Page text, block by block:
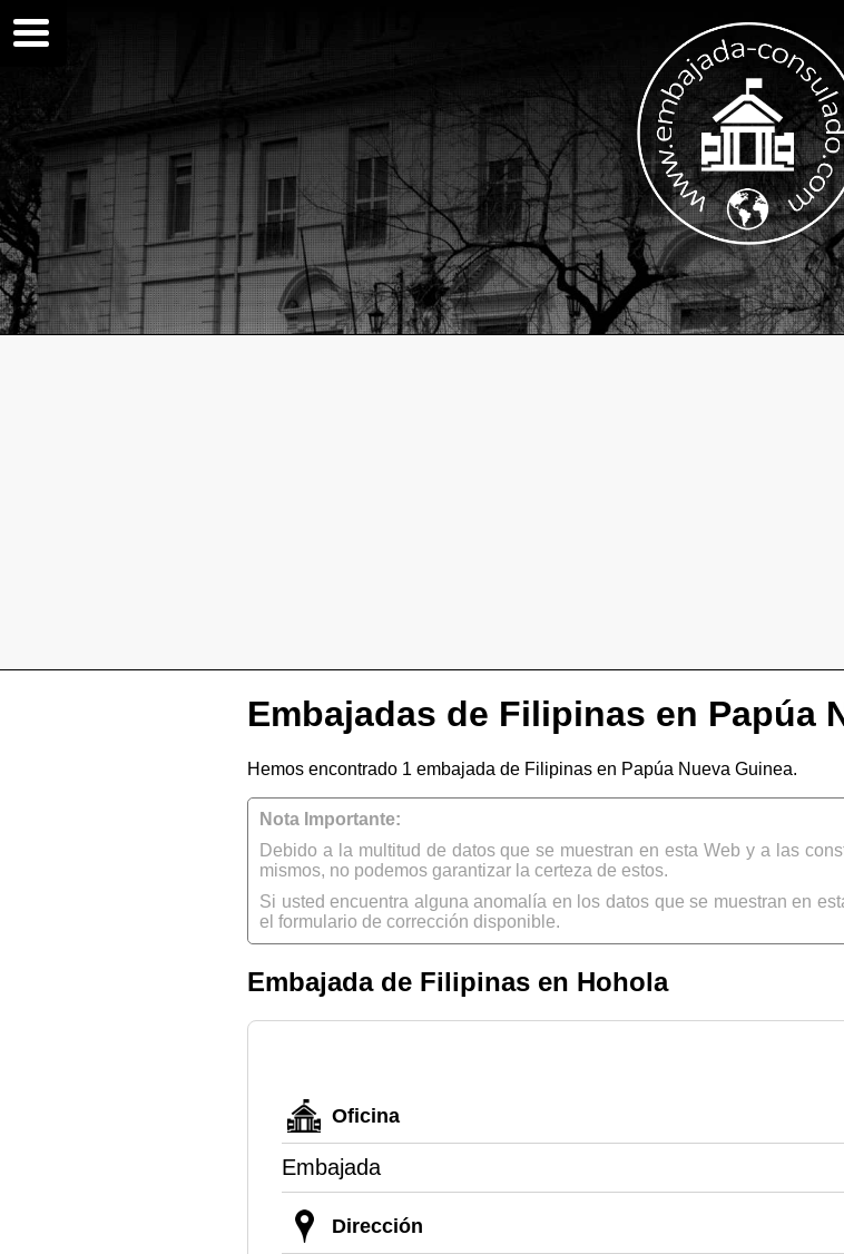
Embajadas de Filipinas en Papúa
Hemos encontrado 1 embajada de Filipinas en Papúa Nueva Guinea.
Nota Importante:
Debido a la multitud de datos que se muestran en esta Web y a las
mismos, no podemos garantizar la certeza de estos.
Si usted encuentra alguna anomalía en los datos que se muestran en
el formulario de corrección disponible.
Embajada de Filipinas en Hohola
Oficina
Embajada
Dirección